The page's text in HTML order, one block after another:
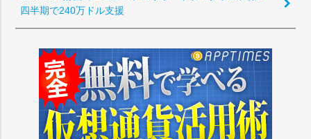
四半期で240万ドル支援